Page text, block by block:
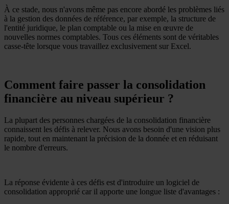
À ce stade, nous n'avons même pas encore abordé les problèmes liés
à la gestion des données de référence, par exemple, la structure de
l'entité juridique, le plan comptable ou la mise en œuvre de
nouvelles normes comptables. Tous ces éléments sont de véritables
casse-tête lorsque vous travaillez exclusivement sur Excel.
Comment faire passer la consolidation
financière au niveau supérieur ?
La plupart des personnes chargées de la consolidation financière
connaissent les défis à relever. Nous avons besoin d'une vision plus
rapide, tout en maintenant la précision de la donnée et en réduisant
le nombre d'erreurs.
La réponse évidente à ces défis est d'introduire un logiciel de
consolidation approprié car il apporte une longue liste d'avantages :